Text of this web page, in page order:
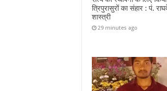
त्रिपुरासुरों का संहार : पं.
शास्त्री
29 minutes ago